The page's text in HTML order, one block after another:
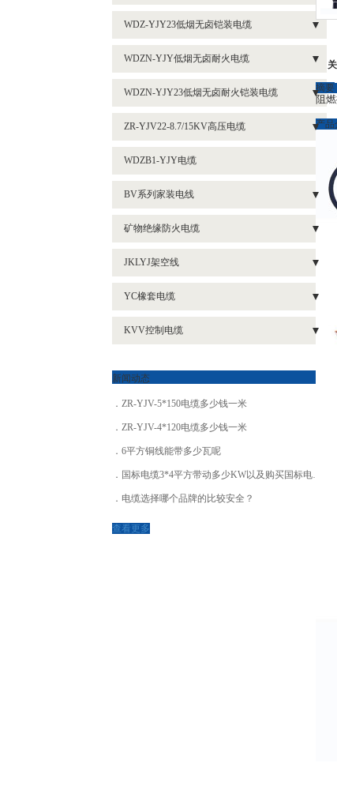
摘要
阻
产品
- 4芯+1芯阻燃铠装电缆ZR-YJV22
- 3+2芯系列铝电缆ZR-YJLV
- 4+1芯系列铝电缆ZR-YJLV
- 4等芯系列铝电缆ZR-YJLV22
- 3+1芯系列铠装铝电缆ZR-YJLV22
- 3+2芯系列铠装铝电缆ZR-YJLV22
- 4+1芯系列铠装铝电缆ZR-YJLV22
- 3芯+1芯耐火铠装电缆NH-YJV22
- 4芯+1芯耐火铠装电缆系列NH-YJV22
- 4等芯系列低烟无卤电缆WDZ-YJY
- 5等芯低烟无卤电缆WDZ-YJY
- 4芯+1芯低烟无卤电缆WDZ-YJY
- 3芯+1芯低烟无卤电缆WDZ-YJY
- 3等芯低烟无卤电缆WDZ-YJY
- 3芯+2芯低烟无卤电缆WDZ-YJY
WDZ-YJY23低烟无卤铠装电缆
- 4等芯低烟无卤铠装电缆厂家WDZ-YJY23
- 4芯+1芯低烟无卤铠装电缆厂家WDZ-YJY23
- 低烟无卤铠装电缆WDZ-YJY23-3*150+1*70
WDZN-YJY低烟无卤耐火电缆
- 3芯+2芯低烟无卤耐火电缆WDZN-YJY
- 3芯+1芯低烟无卤耐火电缆
- 低烟无卤耐火电缆WDZN-YJY5等芯
- 低烟无卤耐火电缆WDZN-YJY4*25
WDZN-YJY23低烟无卤耐火铠装电缆
ZR-YJV22-8.7/15KV高压电缆
- 铜高压电缆ZR-YJV22-3*400
- 铜高压电缆ZR-YJV22-3*300
- 铜高压电缆ZR-YJV22-3*120
- 铝高压电缆ZR-YJLV22-3*300
- 铝高压电缆ZR-YJLV22-3*120
WDZB1-YJY电缆
BV系列家装电线
- BV2.5电线
矿物绝缘防火电缆
- 矿物绝缘防火电缆BTTRZ
- 矿物绝缘防火电缆BBTRZ
- 矿物绝缘防火电缆NG-A(BTLY)
JKLYJ架空线
- 架空绝缘线JKLGYJ 1*35
YC橡套电缆
- 橡套电缆YC3*95+2*50
KVV控制电缆
- 阻燃控制电缆ZR-KVV
新闻动态
ZR-YJV-5*150电缆多少钱一米
ZR-YJV-4*120电缆多少钱一米
6平方铜线能带多少瓦呢
国标电缆3*4平方带动多少KW以及购买国标电缆的方法
电缆选择哪个品牌的比较安全？
查看更多